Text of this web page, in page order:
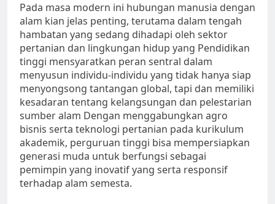
Pada masa modern ini hubungan manusia dengan
alam kian jelas penting, terutama dalam tengah
hambatan yang sedang dihadapi oleh sektor
pertanian dan lingkungan hidup yang Pendidikan
tinggi mensyaratkan peran sentral dalam
menyusun individu-individu yang tidak hanya siap
menyongsong tantangan global, tapi dan memiliki
kesadaran tentang kelangsungan dan pelestarian
sumber alam Dengan menggabungkan agro
bisnis serta teknologi pertanian pada kurikulum
akademik, perguruan tinggi bisa mempersiapkan
generasi muda untuk berfungsi sebagai
pemimpin yang inovatif yang serta responsif
terhadap alam semesta.